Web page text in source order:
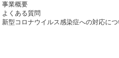
​事業概要
よくある質問
新型コロナウイルス感染症への対応につ